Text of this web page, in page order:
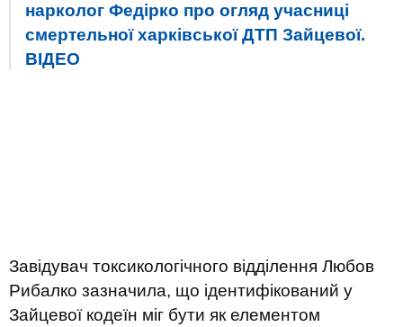
нарколог Федірко про огляд учасниці
смертельної харківської ДТП Зайцевої.
ВIДЕО
Завідувач токсикологічного відділення Любов
Рибалко зазначила, що ідентифікований у
Зайцевої кодеїн міг бути як елементом